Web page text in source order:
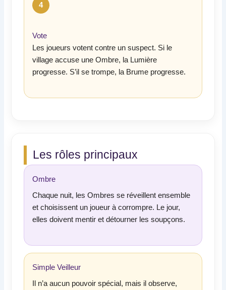
4
Vote
Les joueurs votent contre un suspect. Si le
village accuse une Ombre, la Lumière
progresse. S’il se trompe, la Brume progresse.
Les rôles principaux
Ombre
Chaque nuit, les Ombres se réveillent ensemble
et choisissent un joueur à corrompre. Le jour,
elles doivent mentir et détourner les soupçons.
Simple Veilleur
Il n’a aucun pouvoir spécial, mais il observe,